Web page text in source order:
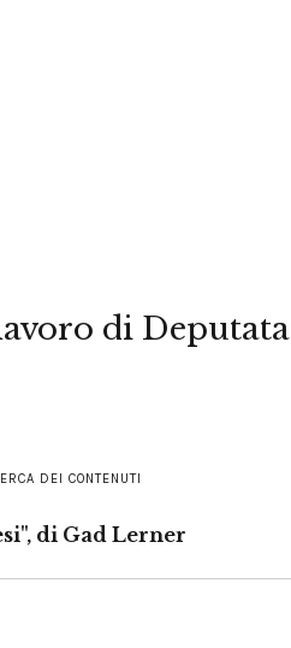
di Deputata
DEI CONTENUTI
di Gad Lerner